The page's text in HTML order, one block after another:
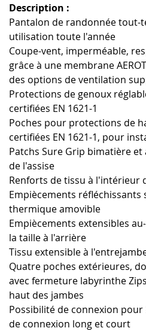
Description :
Pantalon de randonnée
utilisation toute l'année
Coupe-vent, imperméable,
grâce à une membrane
des options de ventilation
Protections de genoux
certifiées EN 1621-1
Poches pour protections de
certifiées EN 1621-1, pour
Patchs Sure Grip bimatière
de l'assise
Renforts de tissu à l'intérieur
Empiècements
thermique amovible
Empiècements extensibles
la taille à l'arrière
Tissu extensible à
Quatre poches extérieures,
avec fermeture labyrinthe
haut des jambes
Possibilité de connexion
de connexion long et court